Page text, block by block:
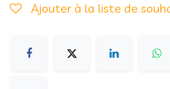
Ajouter à la liste de